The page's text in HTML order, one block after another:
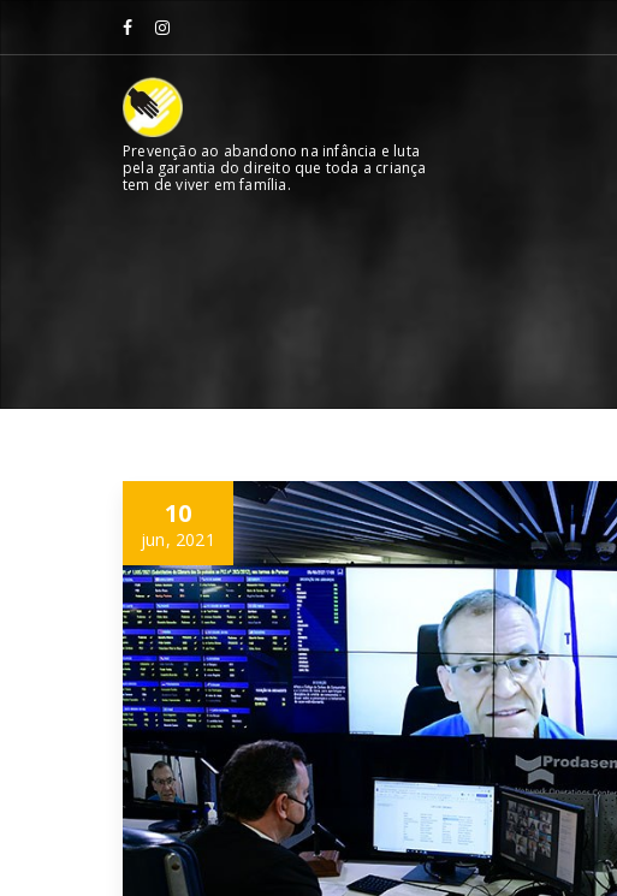
content
Prevenção ao abandono na infância e luta
pela garantia do direito que toda a criança
tem de viver em família.
10
jun, 2021